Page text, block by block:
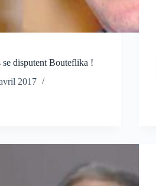
disputent Bouteflika !
2017